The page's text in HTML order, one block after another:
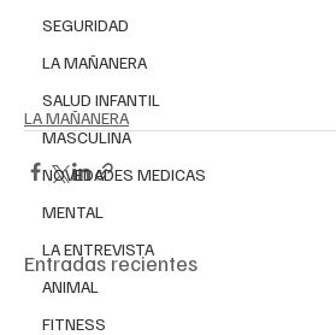
SEGURIDAD
LA MAÑANERA
SALUD INFANTIL
MASCULINA
NOVEDADES MEDICAS
MENTAL
LA ENTREVISTA
ANIMAL
FITNESS
LA MAÑANERA
Entradas recientes